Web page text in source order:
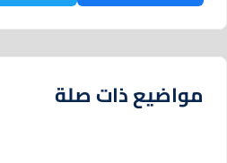
مواضيع ذات صلة